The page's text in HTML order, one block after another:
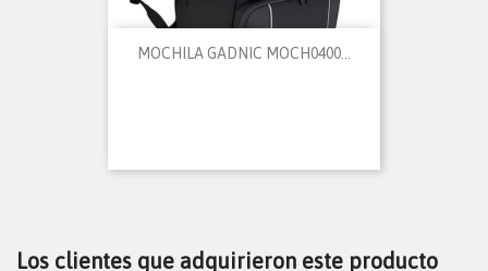
MOCHILA GADNIC MOCH0400...
Los clientes que adquirieron este producto